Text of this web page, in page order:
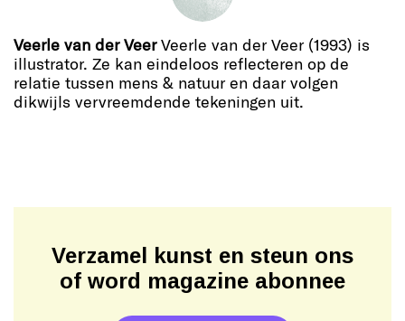
Veerle van der VeerVeerle van der Veer (1993) is
illustrator. Ze kan eindeloos reflecteren op de
relatie tussen mens & natuur en daar volgen
dikwijls vervreemdende tekeningen uit.
Verzamel kunst en steun ons
of word magazine abonnee